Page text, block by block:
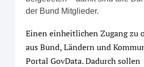
der Bund Mitglieder.
Einen einheitlichen Zugang zu
aus Bund, Ländern und
Portal GovData. Dadurch sollen